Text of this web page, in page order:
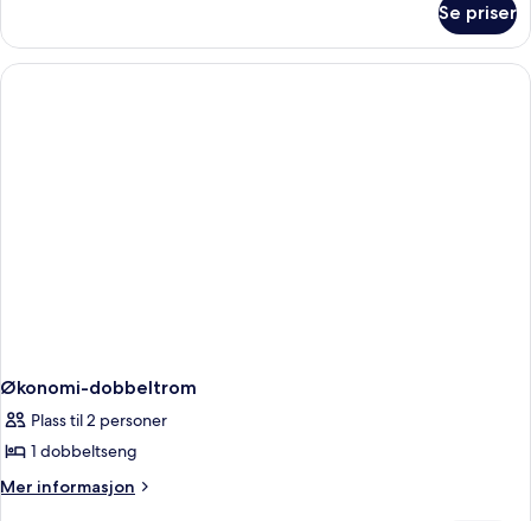
tomannsrom
Se priser
Økonomi-dobbeltrom
Plass til 2 personer
1 dobbeltseng
Mer informasjon
Mer